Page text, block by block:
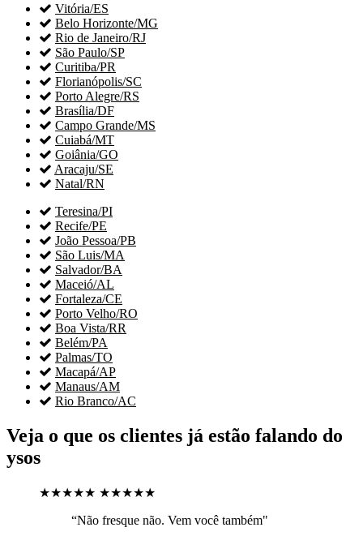
 Vitória/ES
 Belo Horizonte/MG
 Rio de Janeiro/RJ
 São Paulo/SP
 Curitiba/PR
 Florianópolis/SC
 Porto Alegre/RS
 Brasília/DF
 Campo Grande/MS
 Cuiabá/MT
 Goiânia/GO
 Aracaju/SE
 Natal/RN
 Teresina/PI
 Recife/PE
 João Pessoa/PB
 São Luis/MA
 Salvador/BA
 Maceió/AL
 Fortaleza/CE
 Porto Velho/RO
 Boa Vista/RR
 Belém/PA
 Palmas/TO
 Macapá/AP
 Manaus/AM
 Rio Branco/AC
Veja o que os clientes já estão falando do
ysos
★★★★★ ★★★★★
“Não fresque não. Vem você também"